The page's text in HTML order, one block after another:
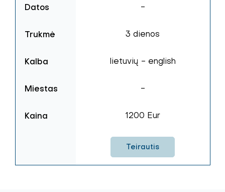
Datos -
Trukmė 3 dienos
Kalba lietuvių - english
Miestas -
Kaina 1200 Eur
Teirautis